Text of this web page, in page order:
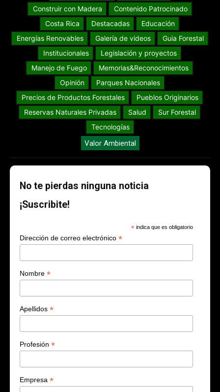
Construir con Madera
Contenido Patrocinado
Costa Rica
Destacadas
Educación
Energías Renovables
Galería de videos
Guia Forestal
Institucionales
Legislación y proyectos
Manejo de Fuego
Memorias&Reconocimientos
Opinión
Parques Nacionales
Precios de Productos Forestales
Pueblos Originarios
Reservas Naturales Privadas
Salud
Sur Forestal
Tecnologías
Valor Ambiental
No te pierdas ninguna noticia
¡Suscribite!
* indica que es obligatorio
Dirección de correo electrónico *
Nombre *
Apellidos *
Profesión *
Empresa *